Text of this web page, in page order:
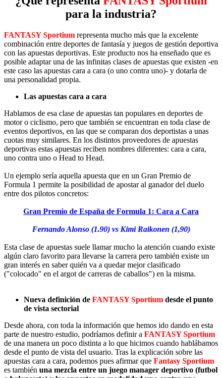
para la industria?
FANTASY Sportium representa mucho más que la excelente
combinación entre deportes de fantasía y juegos de gestión deportiva
con las apuestas deportivas. Este producto nos ha enseñado que es
posible adaptar una de las infinitas clases de apuestas que existen -en
este caso las apuestas cara a cara (o uno contra uno)- y dotarla de
una personalidad propia.
Las apuestas cara a cara
Hablamos de esa clase de apuestas tan populares en deportes de
motor o ciclismo, pero que también se encuentran en toda clase de
eventos deportivos, en las que se comparan dos deportistas a unas
cuotas muy similares. En los distintos proveedores de apuestas
deportivas estas apuestas reciben nombres diferentes: cara a cara,
uno contra uno o Head to Head.
Un ejemplo sería aquella apuesta que en un Gran Premio de
Formula 1 permite la posibilidad de apostar al ganador del duelo
entre dos pilotos concretos:
Gran Premio de España de Formula 1: Cara a Cara
Fernando Alonso (1.90) vs Kimi Raikonen (1,90)
Esta clase de apuestas suele llamar mucho la atención cuando existe
algún claro favorito para llevarse la carrera pero también existe un
gran interés en saber quién va a quedar mejor clasificado
("colocado" en el argot de carreras de caballos") en la misma.
Nueva definición de FANTASY Sportium desde el punto
de vista sectorial
Desde ahora, con toda la información que hemos ido dando en esta
parte de nuestro estudio, podríamos definir a FANTASY Sportium
de una manera un poco distinta a lo que hicimos cuando hablábamos
desde el punto de vista del usuario. Tras la explicación sobre las
apuestas cara a cara, podemos pues afirmar que Fantasy Sportium
es también una mezcla entre un juego manager deportivo (futbol